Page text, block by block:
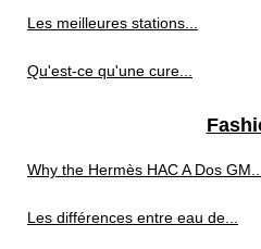
Les meilleures stations...
Qu'est-ce qu'une cure...
Why the Hermès HAC A Dos
Les différences entre eau de...